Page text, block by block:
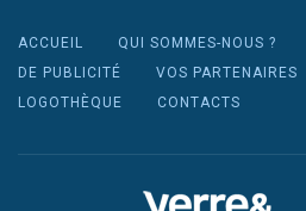
ACCUEIL QUI SOMMES-NOUS ?
DE PUBLICITÉ
VOS PARTENAIRES
LOGOTHÈQUE
CONTACTS